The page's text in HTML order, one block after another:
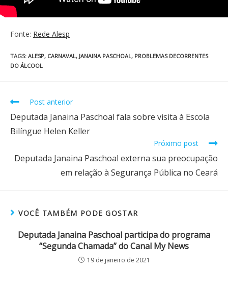
Fonte: Rede Alesp
TAGS: ALESP, CARNAVAL, JANAINA PASCHOAL, PROBLEMAS DECORRENTES
DO ÁLCOOL
Post anterior
Deputada Janaina Paschoal fala sobre visita à Escola
Bilíngue Helen Keller
Próximo post
Deputada Janaina Paschoal externa sua preocupação
em relação à Segurança Pública no Ceará
VOCÊ TAMBÉM PODE GOSTAR
Deputada Janaina Paschoal participa do programa
“Segunda Chamada” do Canal My News
19 de janeiro de 2021